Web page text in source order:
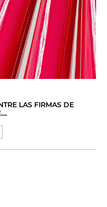
LAS FIRMAS DE